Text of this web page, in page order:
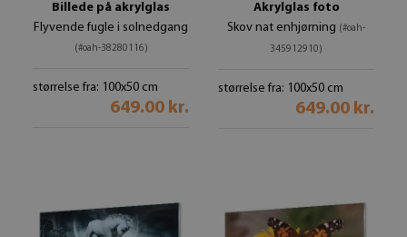
Billede på akrylglas
Flyvende fugle i solnedgang
(#oah-38280116)
størrelse fra: 100x50 cm
649.00 kr.
Akrylglas foto
Skov nat enhjørning (#oah-
345912910)
størrelse fra: 100x50 cm
649.00 kr.